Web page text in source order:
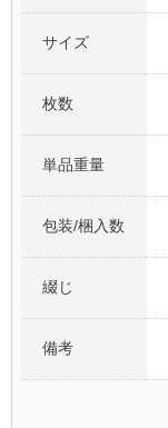
サイズ
枚数
単品重量
包装/梱入数
綴じ
備考